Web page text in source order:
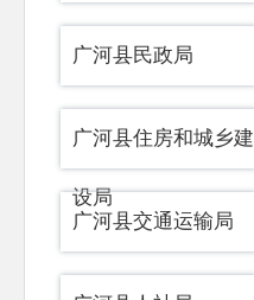
广河县民政局
广河县住房和城乡建
设局
广河县交通运输局